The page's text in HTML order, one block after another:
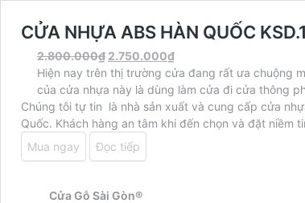
CỬA NHỰA ABS HÀN QUỐC
2.800.000₫ Original
price
was:
2.800.000₫.
2.750.000₫Current
price
is:
2.750.000₫.
Hiện nay trên thị trường cửa đang rất ưa chuộng
của cửa nhựa này là dùng làm cửa đi cửa thông
Chúng tôi tự tin là nhà sản xuất và cung cấp cửa
Quốc. Khách hàng an tâm khi đến chọn và đặt niềm
Mua ngay
Đọc tiếp
Cửa Gỗ Sài Gòn®